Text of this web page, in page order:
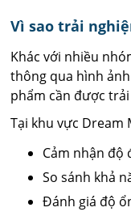
Vì sao trải
Khác với nhiều
thông qua hình
phẩm cần được
Tại khu vực Dream
Cảm nhận độ
So sánh khả
Đánh giá độ